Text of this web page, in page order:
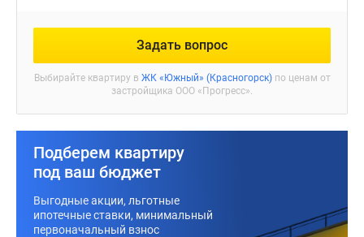
Задать вопрос
Выбирайте квартиру в ЖК «Южный» (Красногорск)по ценам от
застройщика ООО «Прогресс».
Подберем квартиру
под ваш бюджет
Выгодные акции, льготные
ипотечные ставки, минимальный
первоначальный взнос